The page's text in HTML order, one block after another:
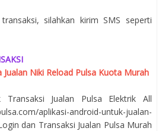
silahkan kirim SMS seperti
Jualan Niki Reload Pulsa Kuota Murah
Transaksi Jualan Pulsa Elektrik All
aplikasi-android-untuk-jualan-
dan Transaksi Jualan Pulsa Murah